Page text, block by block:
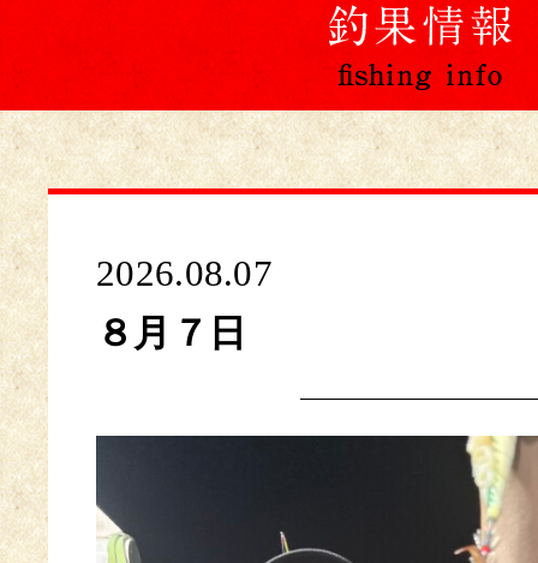
2026.08.07
８月７日